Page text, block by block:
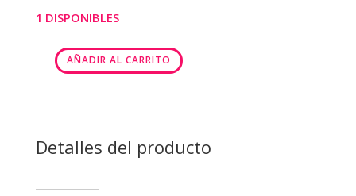
1 DISPONIBLES
CAJA
AÑADIR AL CARRITO
Detalles del producto